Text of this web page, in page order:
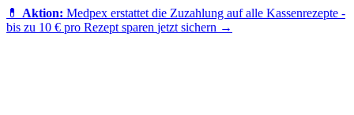
💊 Aktion: Medpex erstattet die Zuzahlung auf alle Kassenrezepte -
bis zu 10 € pro Rezept sparen jetzt sichern →